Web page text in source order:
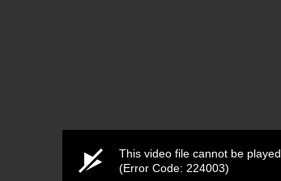
This video file cannot be played.
(Error Code: 224003)